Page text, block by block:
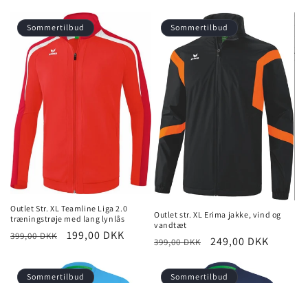
Sommertilbud
Outlet Str. XL Teamline Liga 2.0
træningstrøje med lang lynlås
Normalpris
399,00 DKK Udsalgspris
199,00 DKK
Sommertilbud
Outlet str. XL Erima jakke, vind og
vandtæt
Normalpris
399,00 DKK Udsalgspris
249,00 DKK
Sommertilbud Sommertilbud